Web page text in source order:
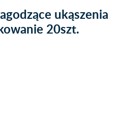
ukąszenia
20szt.